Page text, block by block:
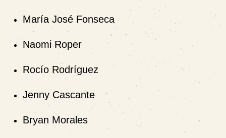
María José Fonseca
Naomi Roper
Rocío Rodríguez
Jenny Cascante
Bryan Morales